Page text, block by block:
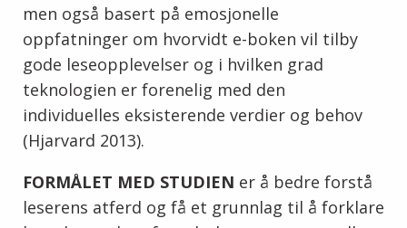
men også basert på emosjonelle
oppfatninger om hvorvidt e-boken vil tilby
gode leseopplevelser og i hvilken grad
teknologien er forenelig med den
individuelles eksisterende verdier og behov
(Hjarvard 2013).
FORMÅLET MED STUDIEN er å bedre forstå
leserens atferd og få et grunnlag til å forklare